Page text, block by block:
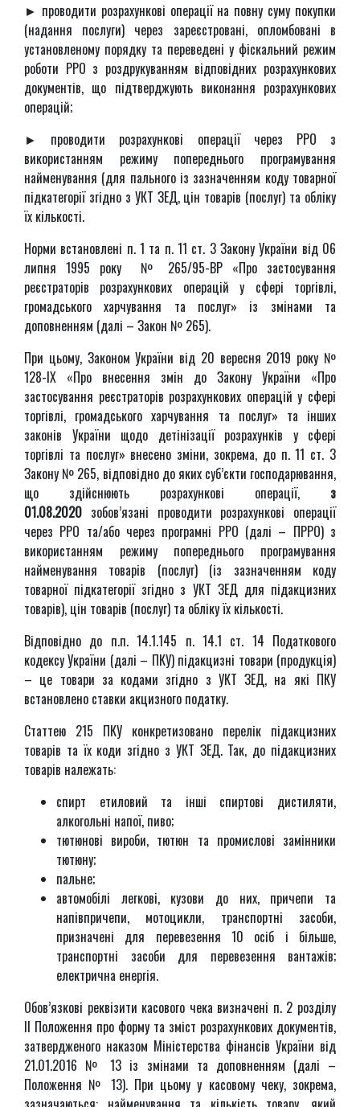
► проводити розрахункові операції на повну суму покупки
(надання послуги) через зареєстровані, опломбовані в
установленому порядку та переведені у фіскальний режим
роботи РРО з роздрукуванням відповідних розрахункових
документів, що підтверджують виконання розрахункових
операцій;
► проводити розрахункові операції через РРО з
використанням режиму попереднього програмування
найменування (для пального із зазначенням коду товарної
підкатегорії згідно з УКТ ЗЕД, цін товарів (послуг) та обліку
їх кількості.
Норми встановлені п. 1 та п. 11 ст. 3 Закону України від 06
липня 1995 року № 265/95-ВР «Про застосування
реєстраторів розрахункових операцій у сфері торгівлі,
громадського харчування та послуг» із змінами та
доповненням (далі – Закон № 265).
При цьому, Законом України від 20 вересня 2019 року №
128-IX «Про внесення змін до Закону України «Про
застосування реєстраторів розрахункових операцій у сфері
торгівлі, громадського харчування та послуг» та інших
законів України щодо детінізації розрахунків у сфері
торгівлі та послуг» внесено зміни, зокрема, до п. 11 ст. 3
Закону № 265, відповідно до яких суб’єкти господарювання,
що здійснюють розрахункові операції, з
01.08.2020 зобов’язані проводити розрахункові операції
через РРО та/або через програмні РРО (далі – ПРРО) з
використанням режиму попереднього програмування
найменування товарів (послуг) (із зазначенням коду
товарної підкатегорії згідно з УКТ ЗЕД для підакцизних
товарів), цін товарів (послуг) та обліку їх кількості.
Відповідно до п.п. 14.1.145 п. 14.1 ст. 14 Податкового
кодексу України (далі – ПКУ) підакцизні товари (продукція)
– це товари за кодами згідно з УКТ ЗЕД, на які ПКУ
встановлено ставки акцизного податку.
Статтею 215 ПКУ конкретизовано перелік підакцизних
товарів та їх коди згідно з УКТ ЗЕД. Так, до підакцизних
товарів належать:
спирт етиловий та інші спиртові дистиляти,
алкогольні напої, пиво;
тютюнові вироби, тютюн та промислові замінники
тютюну;
пальне;
автомобілі легкові, кузови до них, причепи та
напівпричепи, мотоцикли, транспортні засоби,
призначені для перевезення 10 осіб і більше,
транспортні засоби для перевезення вантажів;
електрична енергія.
Обов’язкові реквізити касового чека визначені п. 2 розділу
ІІ Положення про форму та зміст розрахункових документів,
затвердженого наказом Міністерства фінансів України від
21.01.2016 № 13 із змінами та доповненням (далі –
Положення № 13). При цьому у касовому чеку, зокрема,